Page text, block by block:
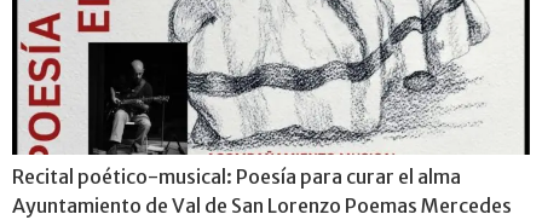
Recital poético-musical: Poesía para curar el alma
Ayuntamiento de Val de San Lorenzo Poemas Mercedes